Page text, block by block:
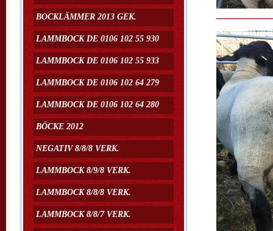
BOCKLÄMMER 2013 GEK.
LAMMBOCK DE 0106 102 55 930
LAMMBOCK DE 0106 102 55 933
LAMMBOCK DE 0106 102 64 279
LAMMBOCK DE 0106 102 64 280
BÖCKE 2012
NEGATIV 8/8/8 VERK.
LAMMBOCK 8/9/8 VERK.
LAMMBOCK 8/8/8 VERK.
LAMMBOCK 8/8/7 VERK.